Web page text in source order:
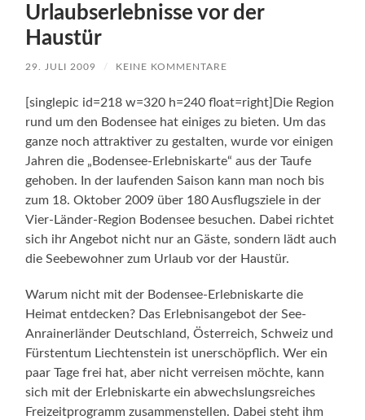
Urlaubserlebnisse vor der
Haustür
29. JULI 2009 / KEINE KOMMENTARE
[singlepic id=218 w=320 h=240 float=right]Die Region
rund um den Bodensee hat einiges zu bieten. Um das
ganze noch attraktiver zu gestalten, wurde vor einigen
Jahren die „Bodensee-Erlebniskarte“ aus der Taufe
gehoben. In der laufenden Saison kann man noch bis
zum 18. Oktober 2009 über 180 Ausflugsziele in der
Vier-Länder-Region Bodensee besuchen. Dabei richtet
sich ihr Angebot nicht nur an Gäste, sondern lädt auch
die Seebewohner zum Urlaub vor der Haustür.
Warum nicht mit der Bodensee-Erlebniskarte die
Heimat entdecken? Das Erlebnisangebot der See-
Anrainerländer Deutschland, Österreich, Schweiz und
Fürstentum Liechtenstein ist unerschöpflich. Wer ein
paar Tage frei hat, aber nicht verreisen möchte, kann
sich mit der Erlebniskarte ein abwechslungsreiches
Freizeitprogramm zusammenstellen. Dabei steht ihm